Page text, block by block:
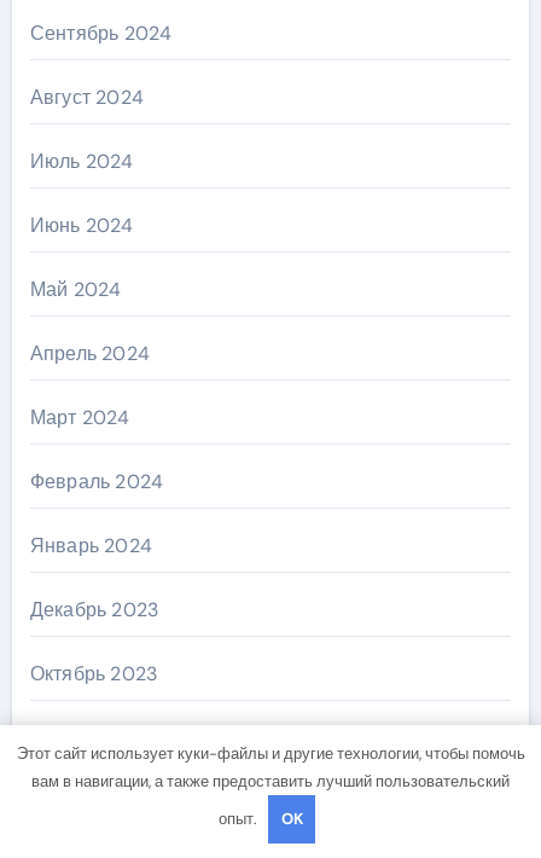
Сентябрь 2024
Август 2024
Июль 2024
Июнь 2024
Май 2024
Апрель 2024
Март 2024
Февраль 2024
Январь 2024
Декабрь 2023
Октябрь 2023
Этот сайт использует куки-файлы и другие технологии, чтобы помочь
вам в навигации, а также предоставить лучший пользовательский
опыт.
OK